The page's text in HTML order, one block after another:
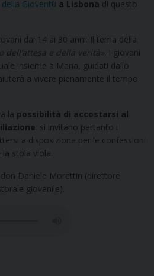
Gioventù a Lisbona di questo
dai 14 ai 30 anni. Il tema della
dell’attesa e della verità» . I giovani
insieme a Maria, guidati dallo
a vivere pienamente il tempo
la possibilità di accostarsi al
: si invitano pertanto i
a disposizione per le confessioni
stola viola.
Daniele Morettin (direttore
giovanile).